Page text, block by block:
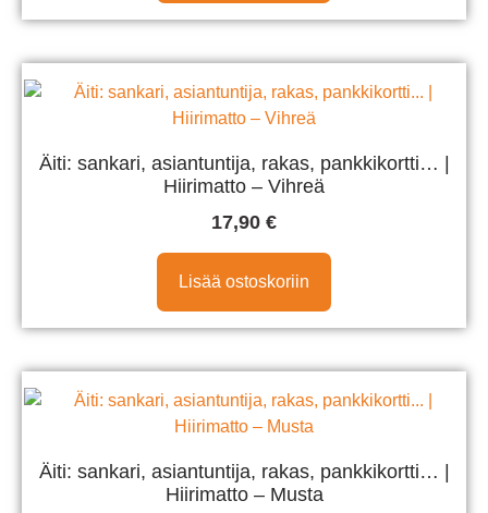
Äiti: sankari, asiantuntija, rakas, pankkikortti… |
Hiirimatto – Vihreä
17,90 €
Lisää ostoskoriin
Äiti: sankari, asiantuntija, rakas, pankkikortti… |
Hiirimatto – Musta